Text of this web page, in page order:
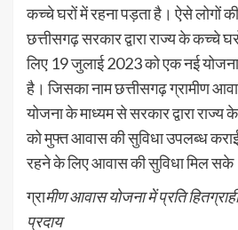
कच्चे घरों में रहना पड़ता है। ऐसे लोगों
छत्तीसगढ़ सरकार द्वारा राज्य के कच्चे
लिए 19 जुलाई 2023 को एक नई
है। जिसका नाम छत्तीसगढ़ ग्रामीण
योजना के माध्यम से सरकार द्वारा
को मुफ्त आवास की सुविधा उपलब्ध कराई
रहने के लिए आवास की सुविधा मिल
ग्रामीण आवास योजना में प्रति
प्रदाय